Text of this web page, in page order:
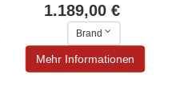
1.189,00 €
Brand
Mehr Informationen